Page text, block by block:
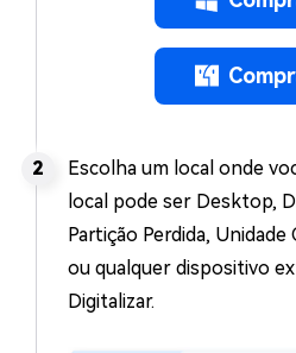
Escolha um local onde
local pode ser Desktop,
Partição Perdida,
ou qualquer dispositivo
Digitalizar.